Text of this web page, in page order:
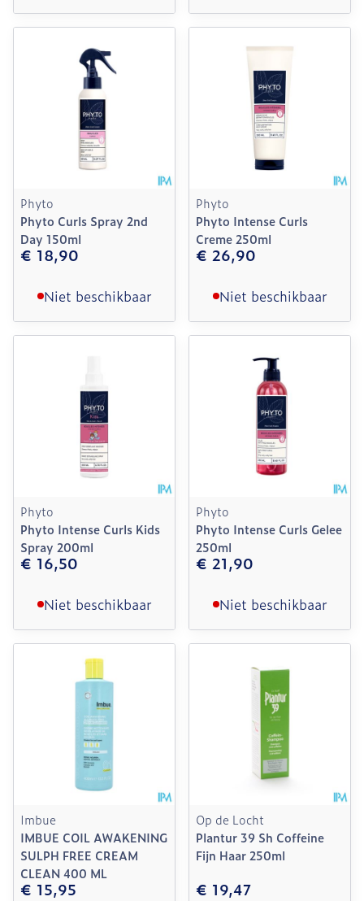
Phyto
Phyto Curls Spray 2nd
Day 150ml
€ 18,90
Niet beschikbaar
Phyto
Phyto Intense Curls
Creme 250ml
€ 26,90
Niet beschikbaar
Phyto
Phyto Intense Curls Kids
Spray 200ml
€ 16,50
Niet beschikbaar
Phyto
Phyto Intense Curls Gelee
250ml
€ 21,90
Niet beschikbaar
Imbue
IMBUE COIL AWAKENING
SULPH FREE CREAM
CLEAN 400 ML
€ 15,95
Op de Locht
Plantur 39 Sh Coffeine
Fijn Haar 250ml
€ 19,47